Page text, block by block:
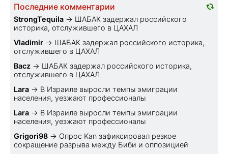
Последние комментарии
StrongTequila → ШАБАК задержал российского
историка, отслужившего в ЦАХАЛ
Vladimir → ШАБАК задержал российского историка,
отслужившего в ЦАХАЛ
Bacz → ШАБАК задержал российского историка,
отслужившего в ЦАХАЛ
Lara → В Израиле выросли темпы эмиграции
населения, уезжают профессионалы
Lara → В Израиле выросли темпы эмиграции
населения, уезжают профессионалы
Grigori98 → Опрос Kan зафиксировал резкое
сокращение разрыва между Биби и оппозицией